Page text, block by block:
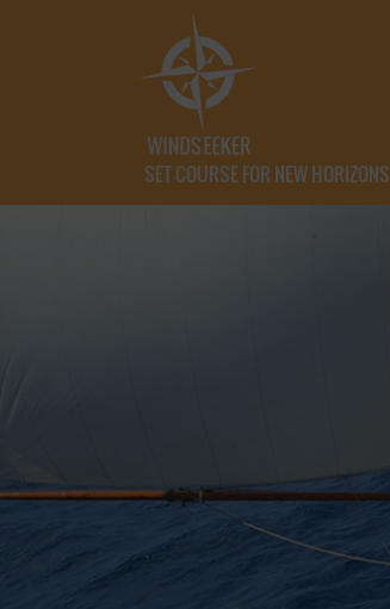
SET COURSE FOR NEW HORIZONS